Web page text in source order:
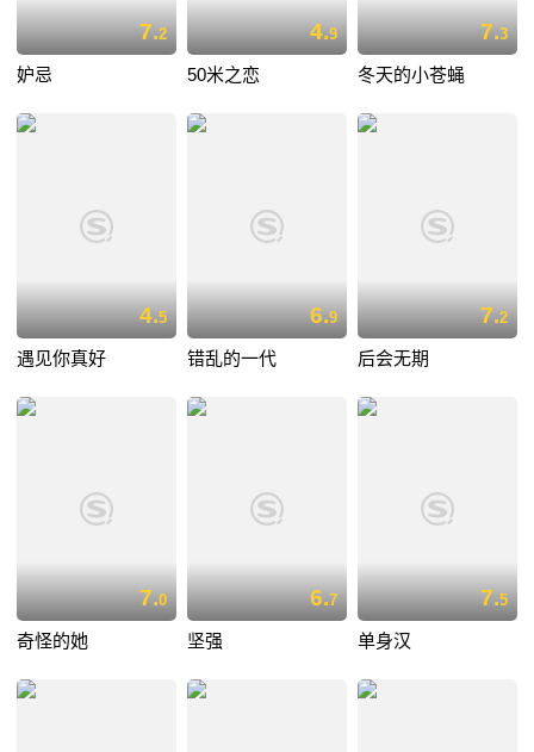
7.2
妒忌
4.9
50米之恋
7.3
冬天的小苍蝇
4.5
遇见你真好
6.9
错乱的一代
7.2
后会无期
7.0
奇怪的她
6.7
坚强
7.5
单身汉